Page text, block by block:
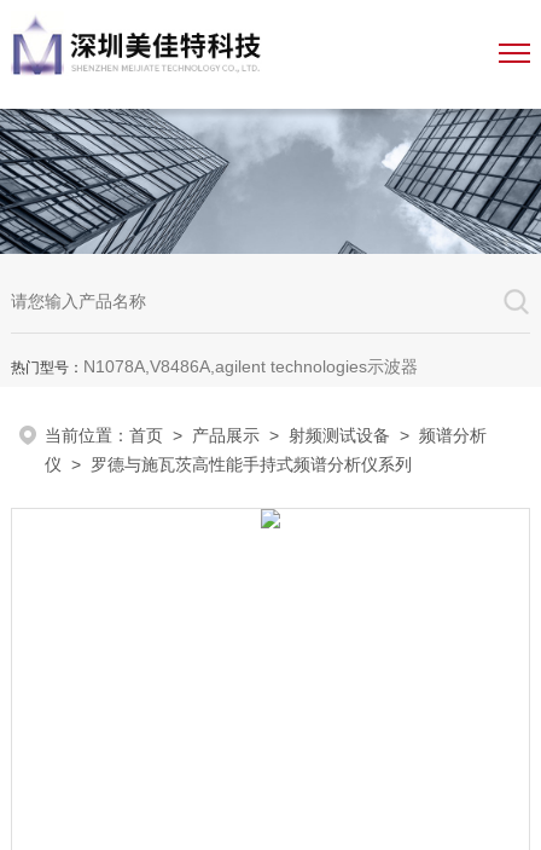
热门型号： N1078A,V8486A,agilent technologies示波器
当前位置：首页 > 产品展示 >射频测试设备 >频谱分析
仪 > 罗德与施瓦茨高性能手持式频谱分析仪系列